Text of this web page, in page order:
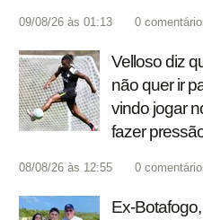
09/08/26 às 01:13 0
Velloso diz
não quer ir
vindo jogar
fazer
08/08/26 às 12:55 0
Ex-